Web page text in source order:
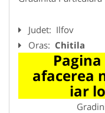
Judet: Ilfov
Oras: Chitila
afacerea
iar